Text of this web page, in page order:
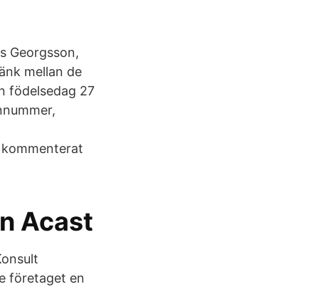
Georgsson,
mellan de
födelsedag 27
Acast
företaget en